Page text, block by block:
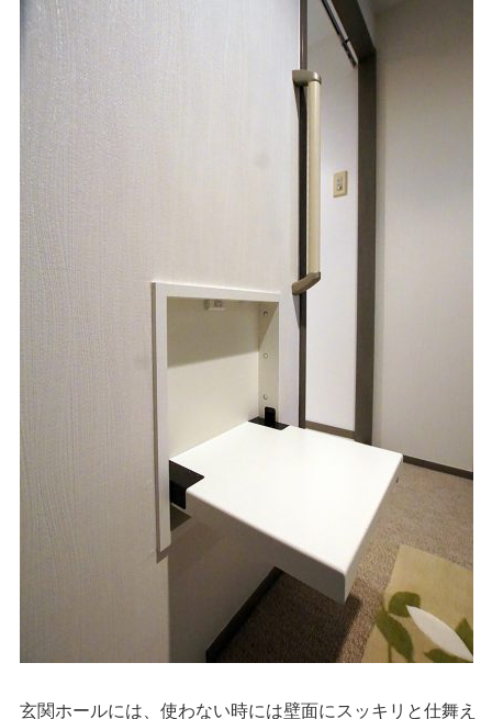
玄関ホールには、使わない時には壁面にスッキリと仕舞え